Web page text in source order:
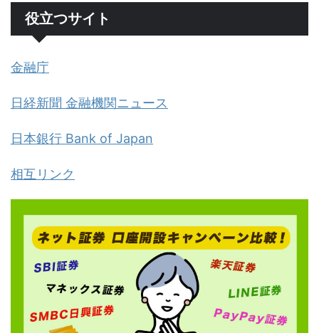
役立つサイト
金融庁
日経新聞 金融機関ニュース
日本銀行 Bank of Japan
相互リンク